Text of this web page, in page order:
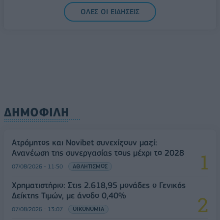
ΟΛΕΣ ΟΙ ΕΙΔΗΣΕΙΣ
ΔΗΜΟΦΙΛΗ
Ατρόμητος και Novibet συνεχίζουν μαζί:
Ανανέωση της συνεργασίας τους μέχρι το 2028
07/08/2026 - 11:50 ΑΘΛΗΤΙΣΜΟΣ
Χρηματιστήριο: Στις 2.618,95 μονάδες ο Γενικός
Δείκτης Τιμών, με άνοδο 0,40%
07/08/2026 - 13:07 ΟΙΚΟΝΟΜΙΑ